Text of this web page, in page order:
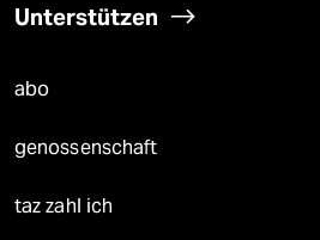
Unterstützen
abo
genossenschaft
taz zahl ich